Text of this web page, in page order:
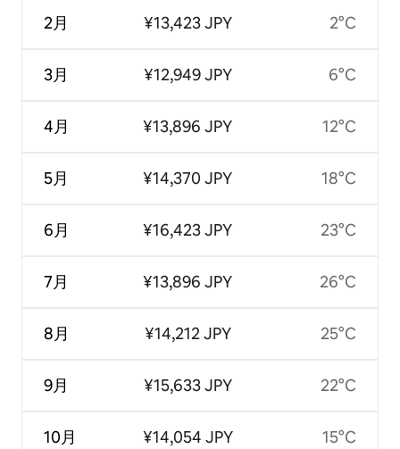
2月
3月
4月
5月
6月
7月
8月
9月
10月
¥13,423 JPY
¥12,949 JPY
¥13,896 JPY
¥14,370 JPY
¥16,423 JPY
¥13,896 JPY
¥14,212 JPY
¥15,633 JPY
¥14,054 JPY
2°C
6°C
12°C
18°C
23°C
26°C
25°C
22°C
15°C